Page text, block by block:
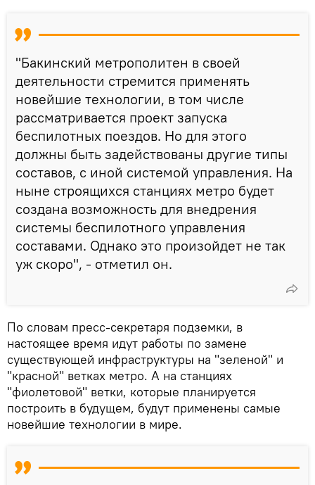
"Бакинский метрополитен в своей
деятельности стремится применять
новейшие технологии, в том числе
рассматривается проект запуска
беспилотных поездов. Но для этого
должны быть задействованы другие типы
составов, с иной системой управления. На
ныне строящихся станциях метро будет
создана возможность для внедрения
системы беспилотного управления
составами. Однако это произойдет не так
уж скоро", - отметил он.
По словам пресс-секретаря подземки, в
настоящее время идут работы по замене
существующей инфраструктуры на "зеленой" и
"красной" ветках метро. А на станциях
"фиолетовой" ветки, которые планируется
построить в будущем, будут применены самые
новейшие технологии в мире.